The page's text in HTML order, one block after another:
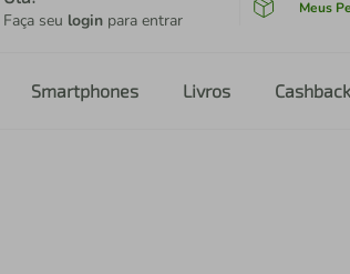
Faça seu login para entrar
Meus
Smartphones Livros